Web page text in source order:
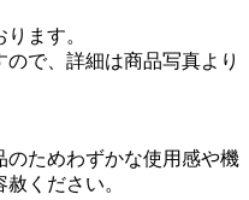
ます。
で、詳細は商品写真より
のためわずかな使用感や機
ください。